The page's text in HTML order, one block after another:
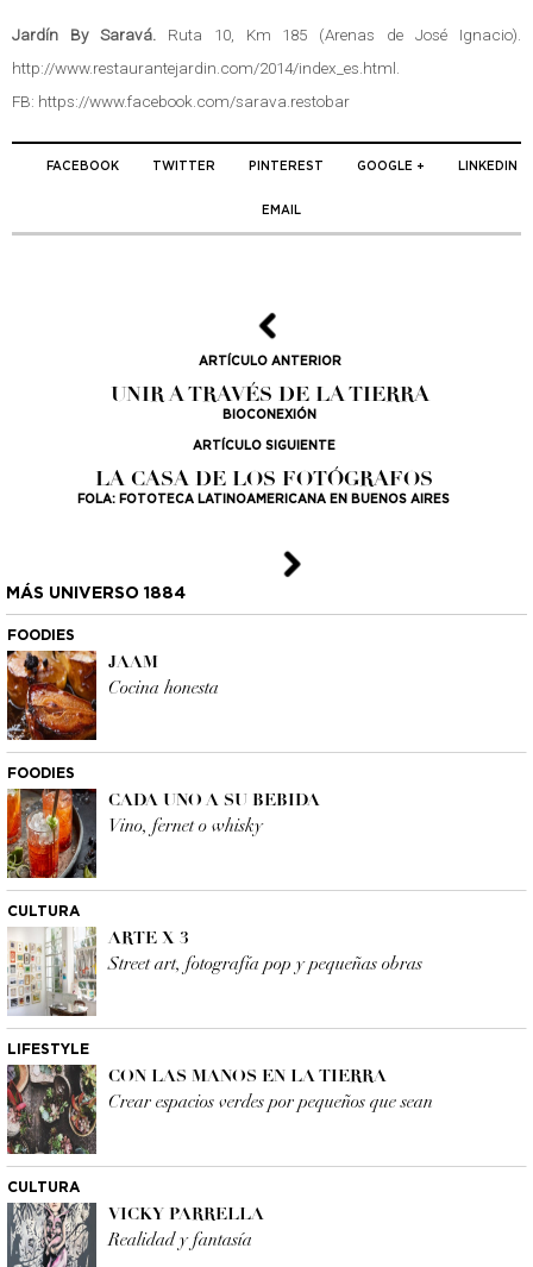
Jardín By Saravá. Ruta 10, Km 185 (Arenas de José Ignacio).
http://www.restaurantejardin.com/2014/index_es.html
FB: https://www.facebook.com/sarava.restobar
FACEBOOK TWITTER PINTEREST GOOGLE + LINKEDIN
EMAIL
ARTÍCULO ANTERIOR
UNIR A TRAVÉS DE LA TIERRA
BIOCONEXIÓN
ARTÍCULO SIGUIENTE
LA CASA DE LOS FOTÓGRAFOS
FOLA: FOTOTECA LATINOAMERICANA EN BUENOS AIRES
MÁS UNIVERSO 1884
FOODIES
JAAM
Cocina honesta
FOODIES
CADA UNO A SU BEBIDA
Vino, fernet o whisky
CULTURA
ARTE X 3
Street art, fotografía pop y pequeñas obras
LIFESTYLE
CON LAS MANOS EN LA TIERRA
Crear espacios verdes por pequeños que sean
CULTURA
VICKY PARRELLA
Realidad y fantasía